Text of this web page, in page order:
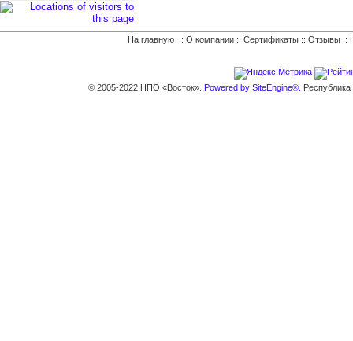
На главную :: О компании :: Сертификаты :: Отзывы ::
© 2005-2022 НПО «Восток». Powered by SiteEngine®.